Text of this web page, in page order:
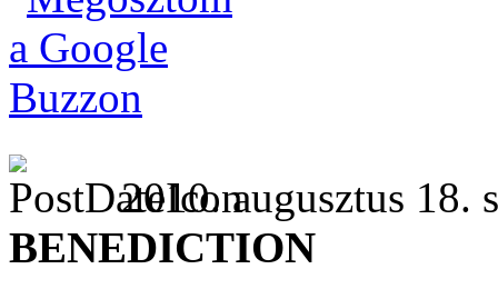
2010. augusztus 18.
BENEDICTION